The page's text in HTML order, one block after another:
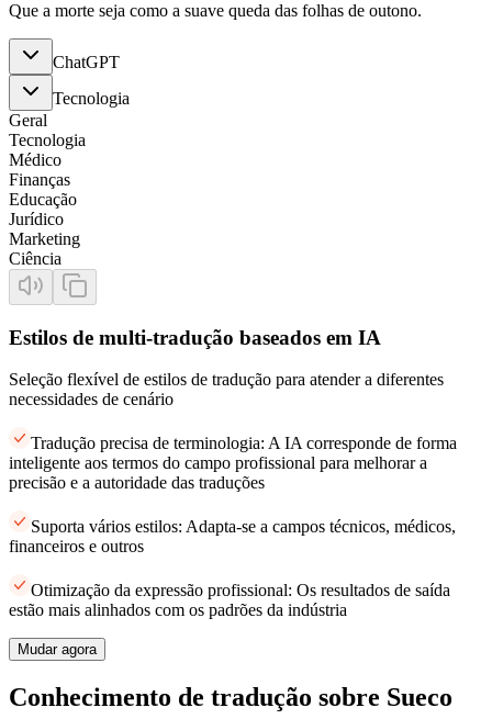
Que a morte seja como a suave queda das folhas de outono.
ChatGPT
Tecnologia
Geral
Tecnologia
Médico
Finanças
Educação
Jurídico
Marketing
Ciência
Estilos de multi-tradução baseados em IA
Seleção flexível de estilos de tradução para atender a diferentes
necessidades de cenário
Tradução precisa de terminologia: A IA corresponde de forma
inteligente aos termos do campo profissional para melhorar a
precisão e a autoridade das traduções
Suporta vários estilos: Adapta-se a campos técnicos, médicos,
financeiros e outros
Otimização da expressão profissional: Os resultados de saída
estão mais alinhados com os padrões da indústria
Mudar agora
Conhecimento de tradução sobre Sueco